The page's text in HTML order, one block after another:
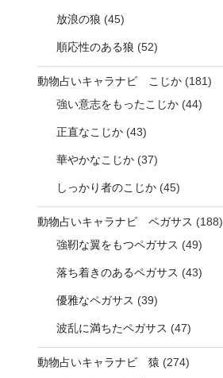
放浪の狼 (45)
順応性のある狼 (52)
動物占いキャラナビ こじか(181)
強い意志をもったこじか(44)
正直なこじか(43)
華やかなこじか(37)
しっかり者のこじか(45)
動物占いキャラナビ ペガサス (188)
強靭な翼をもつペガサス (49)
落ち着きのあるペガサス (43)
優雅なペガサス (39)
波乱に満ちたペガサス (47)
動物占いキャラナビ 猿 (274)